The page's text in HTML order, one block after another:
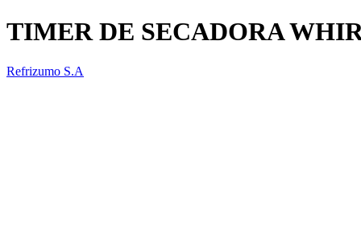
TIMER DE SECADORA
Refrizumo S.A